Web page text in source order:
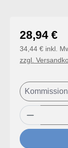
Regulärer
28,94 €
34,44 € inkl.
zzgl.
Produkt